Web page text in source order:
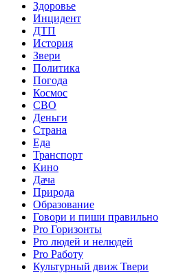
Здоровье
Инцидент
ДТП
История
Звери
Политика
Погода
Космос
СВО
Деньги
Страна
Еда
Транспорт
Кино
Дача
Природа
Образование
Говори и пиши правильно
Pro Горизонты
Pro людей и нелюдей
Pro Работу
Культурный движ Твери